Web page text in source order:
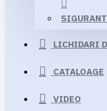
LICHIDARI
CATALOAGE
VIDEO